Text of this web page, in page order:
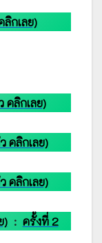
กเลย)
คลิกเลย)
คลิกเลย)
คลิกเลย)
) : ครั้งที่ 2